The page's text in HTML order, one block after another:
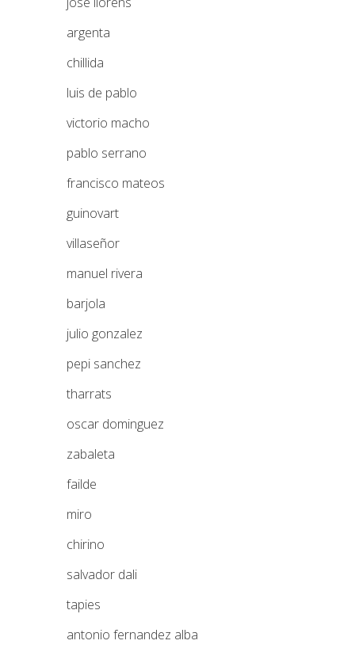
argenta
chillida
luis de pablo
victorio macho
pablo serrano
francisco mateos
guinovart
villaseñor
manuel rivera
barjola
julio gonzalez
pepi sanchez
tharrats
oscar dominguez
zabaleta
failde
miro
chirino
salvador dali
tapies
antonio fernandez alba